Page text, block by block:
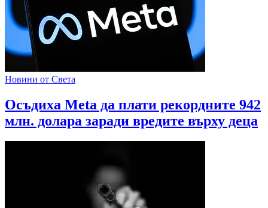
Новини от Света
Осъдиха Meta да плати рекордните 942
млн. долара заради вредите върху деца